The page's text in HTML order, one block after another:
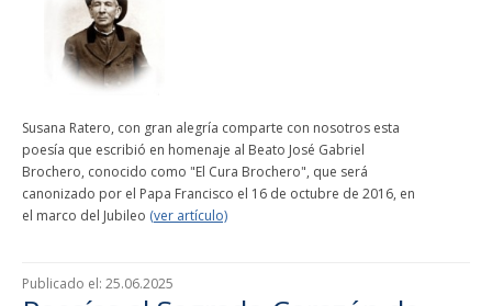
Susana Ratero, con gran alegría comparte con nosotros esta
poesía que escribió en homenaje al Beato José Gabriel
Brochero, conocido como "El Cura Brochero", que será
canonizado por el Papa Francisco el 16 de octubre de 2016, en
el marco del Jubileo (ver artículo)
Publicado el: 25.06.2025